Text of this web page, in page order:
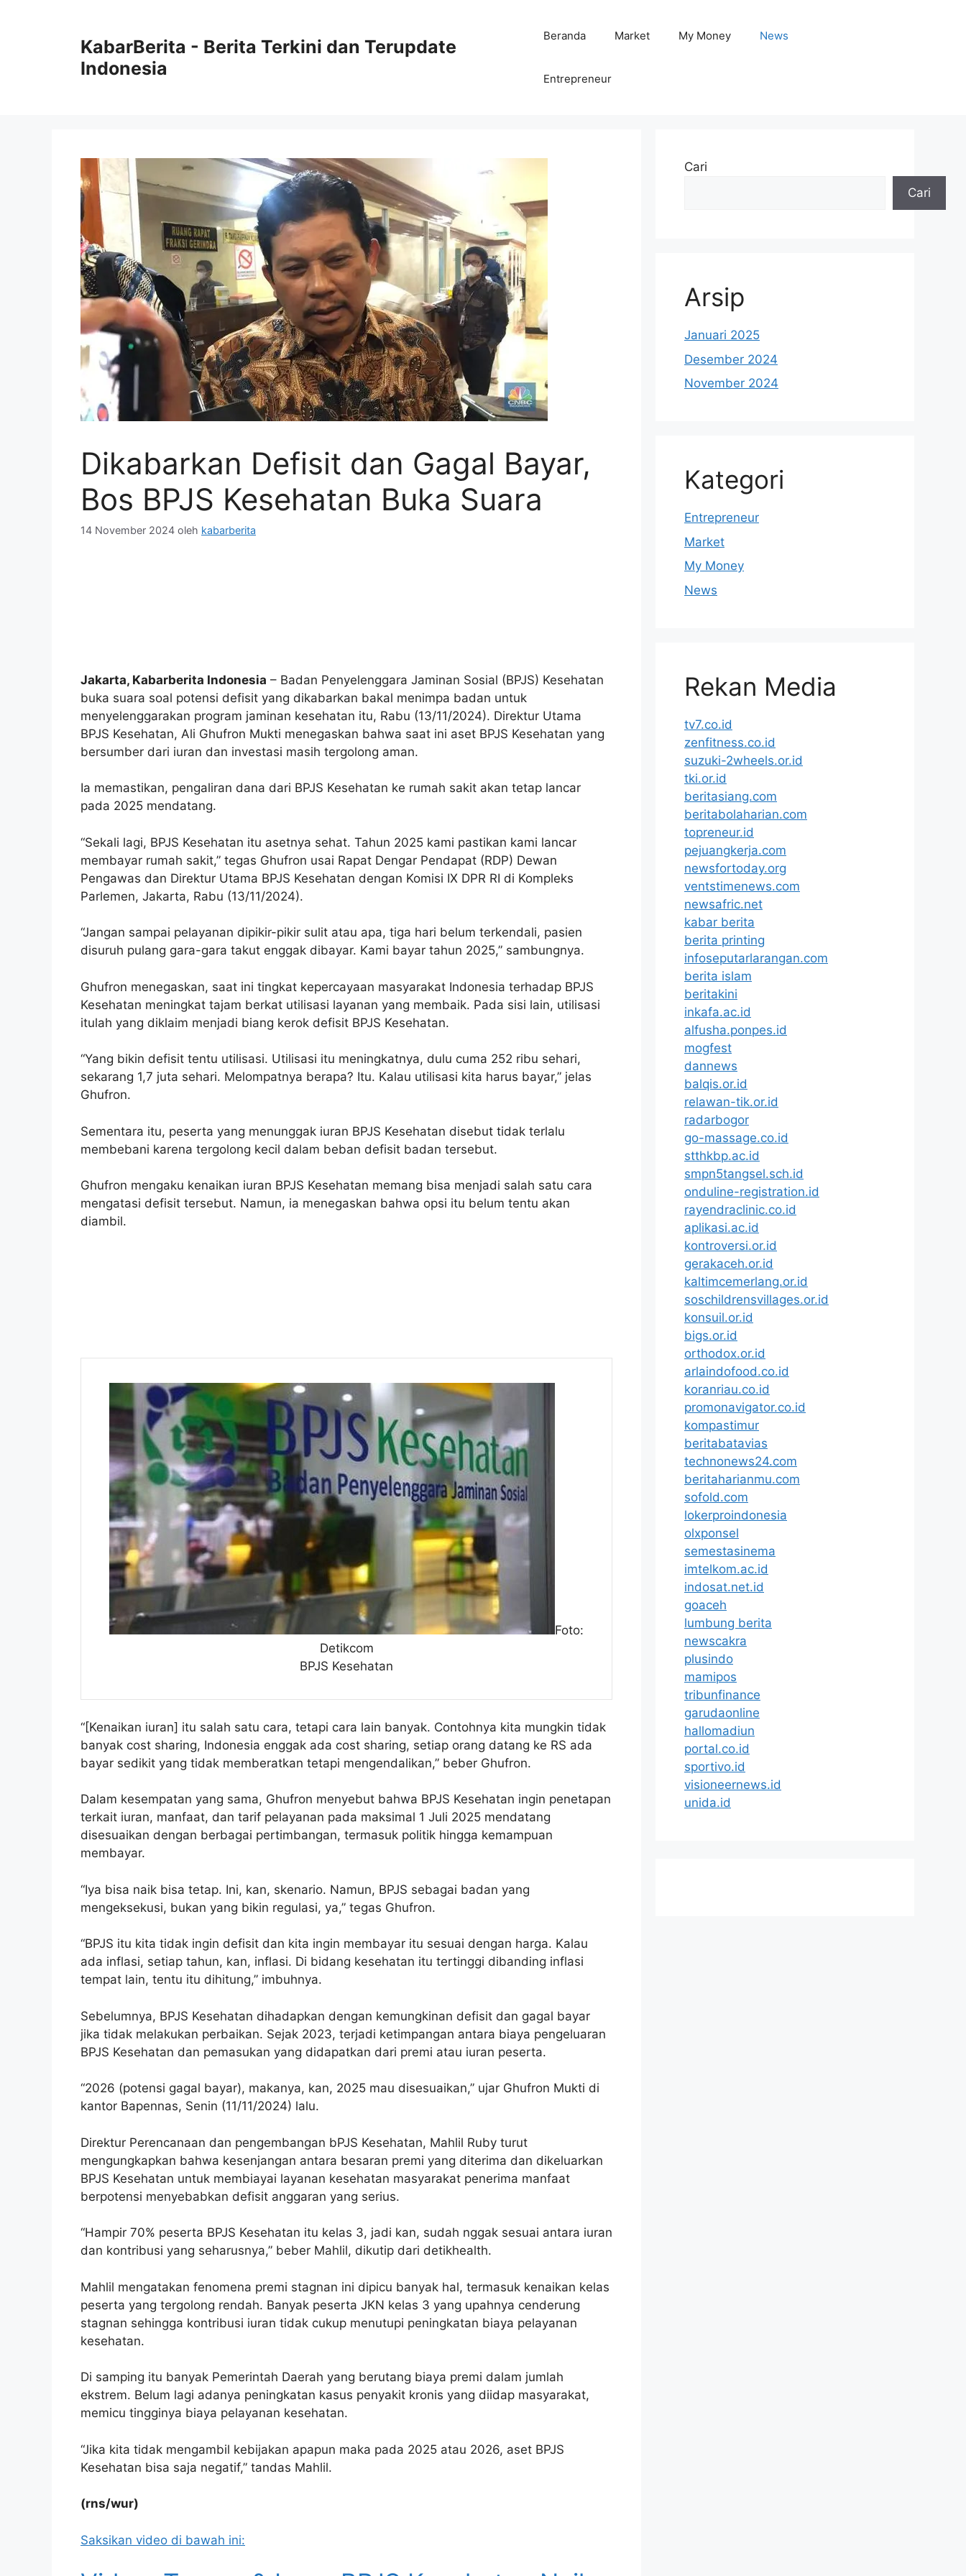
KabarBerita - Berita Terkini dan Terupdate
Indonesia
Beranda Market My Money News
Entrepreneur
Dikabarkan Defisit dan Gagal Bayar,
Bos BPJS Kesehatan Buka Suara
14 November 2024 oleh kabarberita
Jakarta, Kabarberita Indonesia – Badan Penyelenggara Jaminan Sosial (BPJS) Kesehatan
buka suara soal potensi defisit yang dikabarkan bakal menimpa badan untuk
menyelenggarakan program jaminan kesehatan itu, Rabu (13/11/2024). Direktur Utama
BPJS Kesehatan, Ali Ghufron Mukti menegaskan bahwa saat ini aset BPJS Kesehatan yang
bersumber dari iuran dan investasi masih tergolong aman.
Ia memastikan, pengaliran dana dari BPJS Kesehatan ke rumah sakit akan tetap lancar
pada 2025 mendatang.
“Sekali lagi, BPJS Kesehatan itu asetnya sehat. Tahun 2025 kami pastikan kami lancar
membayar rumah sakit,” tegas Ghufron usai Rapat Dengar Pendapat (RDP) Dewan
Pengawas dan Direktur Utama BPJS Kesehatan dengan Komisi IX DPR RI di Kompleks
Parlemen, Jakarta, Rabu (13/11/2024).
“Jangan sampai pelayanan dipikir-pikir sulit atau apa, tiga hari belum terkendali, pasien
disuruh pulang gara-gara takut enggak dibayar. Kami bayar tahun 2025,” sambungnya.
Ghufron menegaskan, saat ini tingkat kepercayaan masyarakat Indonesia terhadap BPJS
Kesehatan meningkat tajam berkat utilisasi layanan yang membaik. Pada sisi lain, utilisasi
itulah yang diklaim menjadi biang kerok defisit BPJS Kesehatan.
“Yang bikin defisit tentu utilisasi. Utilisasi itu meningkatnya, dulu cuma 252 ribu sehari,
sekarang 1,7 juta sehari. Melompatnya berapa? Itu. Kalau utilisasi kita harus bayar,” jelas
Ghufron.
Sementara itu, peserta yang menunggak iuran BPJS Kesehatan disebut tidak terlalu
membebani karena tergolong kecil dalam beban defisit badan tersebut.
Ghufron mengaku kenaikan iuran BPJS Kesehatan memang bisa menjadi salah satu cara
mengatasi defisit tersebut. Namun, ia menegaskan bahwa opsi itu belum tentu akan
diambil.
Foto:
Detikcom
BPJS Kesehatan
“[Kenaikan iuran] itu salah satu cara, tetapi cara lain banyak. Contohnya kita mungkin tidak
banyak cost sharing, Indonesia enggak ada cost sharing, setiap orang datang ke RS ada
bayar sedikit yang tidak memberatkan tetapi mengendalikan,” beber Ghufron.
Dalam kesempatan yang sama, Ghufron menyebut bahwa BPJS Kesehatan ingin penetapan
terkait iuran, manfaat, dan tarif pelayanan pada maksimal 1 Juli 2025 mendatang
disesuaikan dengan berbagai pertimbangan, termasuk politik hingga kemampuan
membayar.
“Iya bisa naik bisa tetap. Ini, kan, skenario. Namun, BPJS sebagai badan yang
mengeksekusi, bukan yang bikin regulasi, ya,” tegas Ghufron.
“BPJS itu kita tidak ingin defisit dan kita ingin membayar itu sesuai dengan harga. Kalau
ada inflasi, setiap tahun, kan, inflasi. Di bidang kesehatan itu tertinggi dibanding inflasi
tempat lain, tentu itu dihitung,” imbuhnya.
Sebelumnya, BPJS Kesehatan dihadapkan dengan kemungkinan defisit dan gagal bayar
jika tidak melakukan perbaikan. Sejak 2023, terjadi ketimpangan antara biaya pengeluaran
BPJS Kesehatan dan pemasukan yang didapatkan dari premi atau iuran peserta.
“2026 (potensi gagal bayar), makanya, kan, 2025 mau disesuaikan,” ujar Ghufron Mukti di
kantor Bapennas, Senin (11/11/2024) lalu.
Direktur Perencanaan dan pengembangan bPJS Kesehatan, Mahlil Ruby turut
mengungkapkan bahwa kesenjangan antara besaran premi yang diterima dan dikeluarkan
BPJS Kesehatan untuk membiayai layanan kesehatan masyarakat penerima manfaat
berpotensi menyebabkan defisit anggaran yang serius.
“Hampir 70% peserta BPJS Kesehatan itu kelas 3, jadi kan, sudah nggak sesuai antara iuran
dan kontribusi yang seharusnya,” beber Mahlil, dikutip dari detikhealth.
Mahlil mengatakan fenomena premi stagnan ini dipicu banyak hal, termasuk kenaikan kelas
peserta yang tergolong rendah. Banyak peserta JKN kelas 3 yang upahnya cenderung
stagnan sehingga kontribusi iuran tidak cukup menutupi peningkatan biaya pelayanan
kesehatan.
Di samping itu banyak Pemerintah Daerah yang berutang biaya premi dalam jumlah
ekstrem. Belum lagi adanya peningkatan kasus penyakit kronis yang diidap masyarakat,
memicu tingginya biaya pelayanan kesehatan.
“Jika kita tidak mengambil kebijakan apapun maka pada 2025 atau 2026, aset BPJS
Kesehatan bisa saja negatif,” tandas Mahlil.
(rns/wur)
Saksikan video di bawah ini:
Cari
Cari
Arsip
Januari 2025
Desember 2024
November 2024
Kategori
Entrepreneur
Market
My Money
News
Rekan Media
tv7.co.id
zenfitness.co.id
suzuki-2wheels.or.id
tki.or.id
beritasiang.com
beritabolaharian.com
topreneur.id
pejuangkerja.com
newsfortoday.org
ventstimenews.com
newsafric.net
kabar berita
berita printing
infoseputarlarangan.com
berita islam
beritakini
inkafa.ac.id
alfusha.ponpes.id
mogfest
dannews
balqis.or.id
relawan-tik.or.id
radarbogor
go-massage.co.id
stthkbp.ac.id
smpn5tangsel.sch.id
onduline-registration.id
rayendraclinic.co.id
aplikasi.ac.id
kontroversi.or.id
gerakaceh.or.id
kaltimcemerlang.or.id
soschildrensvillages.or.id
konsuil.or.id
bigs.or.id
orthodox.or.id
arlaindofood.co.id
koranriau.co.id
promonavigator.co.id
kompastimur
beritabatavias
technonews24.com
beritaharianmu.com
sofold.com
lokerproindonesia
olxponsel
semestasinema
imtelkom.ac.id
indosat.net.id
goaceh
lumbung berita
newscakra
plusindo
mamipos
tribunfinance
garudaonline
hallomadiun
portal.co.id
sportivo.id
visioneernews.id
unida.id